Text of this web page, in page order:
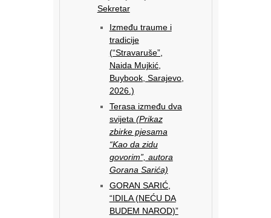
Sekretar
Između traume i
tradicije
(“Stravaruše”,
Naida Mujkić,
Buybook, Sarajevo,
2026.)
Terasa između dva
svijeta (Prikaz
zbirke pjesama
“Kao da zidu
govorim”, autora
Gorana Sarića)
GORAN SARIĆ,
“IDILA (NEĆU DA
BUDEM NAROD)”